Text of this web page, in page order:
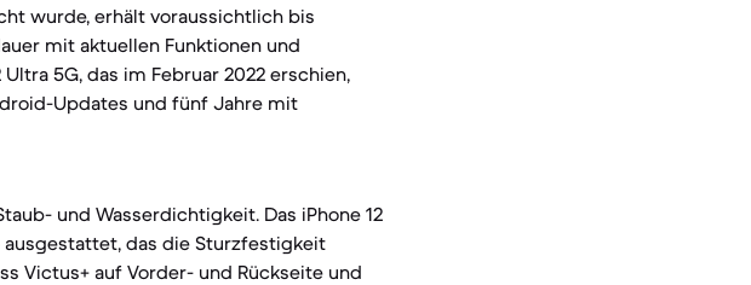
wurde, erhält voraussichtlich bis
mit aktuellen Funktionen und
5G, das im Februar 2022 erschien,
Updates und fünf Jahre mit
und Wasserdichtigkeit. Das iPhone 12
das die Sturzfestigkeit
Victus+ auf Vorder- und Rückseite und